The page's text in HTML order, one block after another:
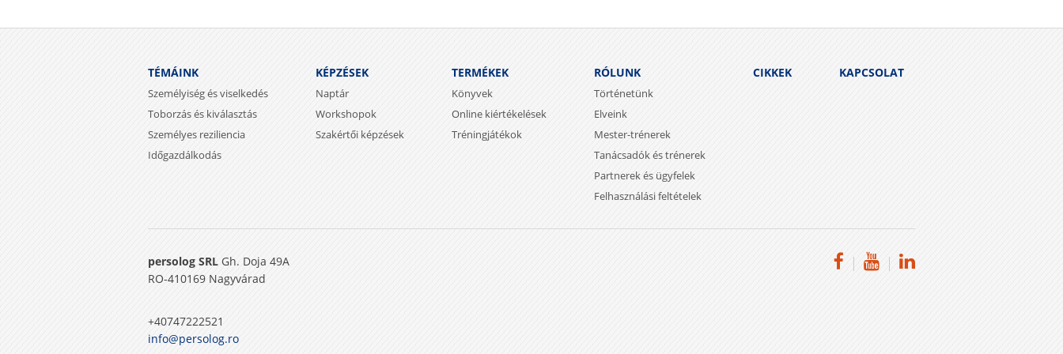
TÉMÁINK
Személyiség és viselkedés
Toborzás és kiválasztás
Személyes reziliencia
Időgazdálkodás
KÉPZÉSEK
Naptár
Workshopok
Szakértői képzések
TERMÉKEK
Könyvek
Online kiértékelések
Tréningjátékok
RÓLUNK
Történetünk
Elveink
Mester-trénerek
Tanácsadók és trénerek
Partnerek és ügyfelek
Felhasználási feltételek
CIKKEK KAPCSOLAT
persolog SRL Gh. Doja 49A
RO-410169 Nagyvárad
+40747222521
info@persolog.ro